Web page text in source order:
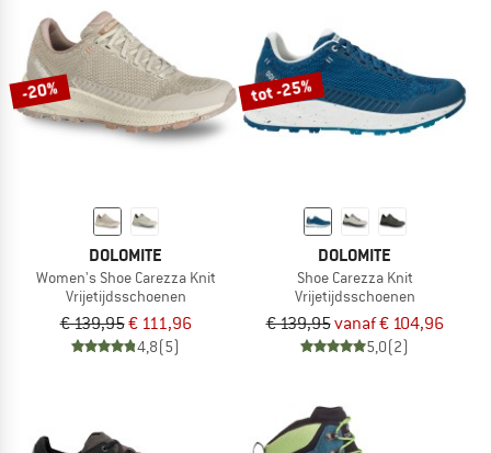
-20%
DOLOMITE
Women's Shoe Carezza Knit
Vrijetijdsschoenen
€ 139,95€ 111,96
4,8(5)
tot -25%
DOLOMITE
Shoe Carezza Knit
Vrijetijdsschoenen
€ 139,95vanaf € 104,96
5,0(2)